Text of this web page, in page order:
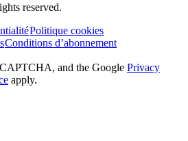
reserved.
Politique cookies
Conditions d’abonnement
and the Google Privacy
apply.